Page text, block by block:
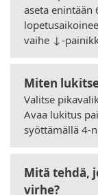
aseta enintään
vaihe ↓-
Miten
Valitse
Avaa lukitus
syöttämällä 4-
Mitä tehdä,
virhe?